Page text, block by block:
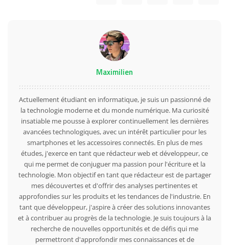
Maximilien
Actuellement étudiant en informatique, je suis un passionné de
la technologie moderne et du monde numérique. Ma curiosité
insatiable me pousse à explorer continuellement les dernières
avancées technologiques, avec un intérêt particulier pour les
smartphones et les accessoires connectés. En plus de mes
études, j'exerce en tant que rédacteur web et développeur, ce
qui me permet de conjuguer ma passion pour l'écriture et la
technologie. Mon objectif en tant que rédacteur est de partager
mes découvertes et d'offrir des analyses pertinentes et
approfondies sur les produits et les tendances de l'industrie. En
tant que développeur, j'aspire à créer des solutions innovantes
et à contribuer au progrès de la technologie. Je suis toujours à la
recherche de nouvelles opportunités et de défis qui me
permettront d'approfondir mes connaissances et de